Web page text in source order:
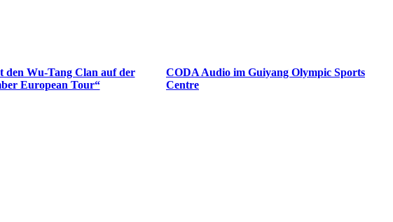
den Wu-Tang Clan auf der
European Tour“
CODA Audio im Guiyang Olympic Sports
Centre